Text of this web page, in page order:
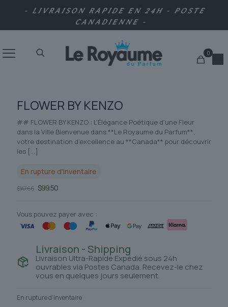
- LIVRAISON RAPIDE EN 24H - POSTE
CANADIENNE -
0
FLOWER BY KENZO
## FLOWER BY KENZO : L’Élégance Poétique d’une Fleur
dans la Ville Bienvenue dans **Le Royaume du Parfum**,
votre destination d’excellence au **Canada** pour découvrir
les […]
En rupture d'inventaire
$147.66 Le
était :
$147.66.
$99.50Le
est :
$99.50.
Vous pouvez payer avec :
Livraison - Shipping
Livraison Ultra-Rapide Expédié sous 24h
ouvrables via Postes Canada. Recevez-le chez
vous en quelques jours seulement.
En rupture d'inventaire